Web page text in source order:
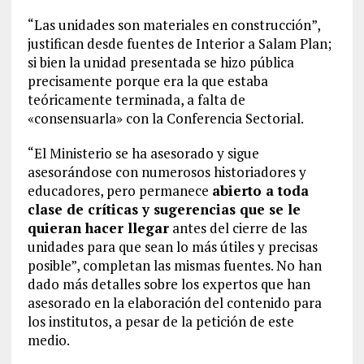
“Las unidades son materiales en construcción”,
justifican desde fuentes de Interior a Salam Plan;
si bien la unidad presentada se hizo pública
precisamente porque era la que estaba
teóricamente terminada, a falta de
«consensuarla» con la Conferencia Sectorial.
“El Ministerio se ha asesorado y sigue
asesorándose con numerosos historiadores y
educadores, pero permanece abierto a toda
clase de críticas y sugerencias que se le
quieran hacer llegarantes del cierre de las
unidades para que sean lo más útiles y precisas
posible”, completan las mismas fuentes. No han
dado más detalles sobre los expertos que han
asesorado en la elaboración del contenido para
los institutos, a pesar de la petición de este
medio.